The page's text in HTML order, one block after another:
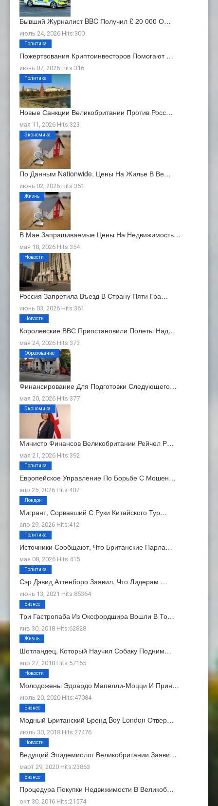
Бывший Журналист BBC Получил £ 20 000 О…
июль 24, 2026 Hits:300
Пожертвования Криптоинвесторов Помогают …
июнь 07, 2026 Hits:316
Политика
Новые Санкции Великобритании Против Росс…
мая 11, 2026 Hits:323
Политика
По Данным Nationwide, Цены На Жилье В Ве…
июнь 02, 2026 Hits:351
Экономика
В Мае Запрашиваемые Цены На Недвижимость…
мая 18, 2026 Hits:354
Жизнь
Россия Запретила Въезд В Страну Пяти Гра…
июнь 03, 2026 Hits:361
Новости
Королевские ВВС Приостановили Полеты Над…
мая 24, 2026 Hits:373
Новости
Финансирование Для Подготовки Следующего…
мая 20, 2026 Hits:377
Образование
Министр Финансов Великобритании Рейчел Р…
мая 21, 2026 Hits:392
Экономика
Европейское Управление По Борьбе С Мошен…
апр 25, 2026 Hits:407
Политика
Мигрант, Сорвавший С Руки Китайского Тур…
апр 29, 2026 Hits:412
Лондон
Источники Сообщают, Что Британские Парла…
мая 08, 2026 Hits:415
Политика
Сэр Дэвид Аттенборо Заявил, Что Лидерам …
июнь 13, 2021 Hits:85364
Политика
Три Гастропаба Из Оксфордшира Вошли В То…
янв 30, 2018 Hits:62828
Бизнес
Шотландец, Который Научил Собаку Подним…
апр 27, 2018 Hits:57165
Жизнь
Молодожены Эдоардо Мапелли-Моцци И Прин…
июль 20, 2020 Hits:47084
Новости
Модный Британский Бренд Boy London Отвер…
июль 30, 2018 Hits:27476
Бизнес
Ведущий Эпидемиолог Великобритании Заяви…
март 29, 2020 Hits:23863
Новости
Процедура Покупки Недвижимости В Великоб…
окт 30, 2016 Hits:21574
Бизнес